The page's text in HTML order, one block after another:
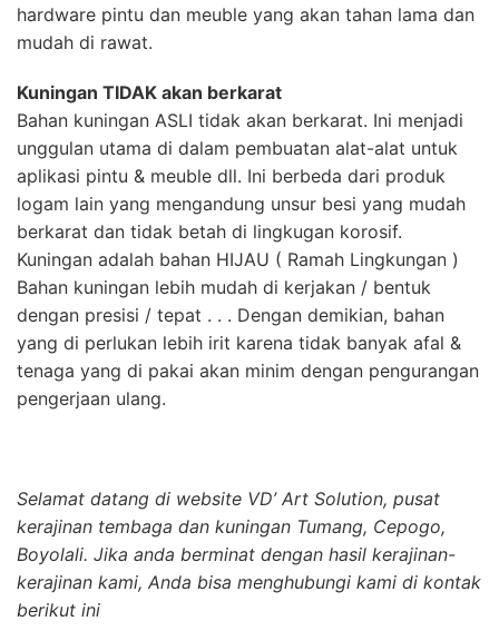
hardware pintu dan meuble yang akan tahan lama dan
mudah di rawat.
Kuningan TIDAK akan berkarat
Bahan kuningan ASLI tidak akan berkarat. Ini menjadi
unggulan utama di dalam pembuatan alat-alat untuk
aplikasi pintu & meuble dll. Ini berbeda dari produk
logam lain yang mengandung unsur besi yang mudah
berkarat dan tidak betah di lingkugan korosif.
Kuningan adalah bahan HIJAU ( Ramah Lingkungan )
Bahan kuningan lebih mudah di kerjakan / bentuk
dengan presisi / tepat . . . Dengan demikian, bahan
yang di perlukan lebih irit karena tidak banyak afal &
tenaga yang di pakai akan minim dengan pengurangan
pengerjaan ulang.
Selamat datang di website VD’ Art Solution, pusat
kerajinan tembaga dan kuningan Tumang, Cepogo,
Boyolali. Jika anda berminat dengan hasil kerajinan-
kerajinan kami, Anda bisa menghubungi kami di kontak
berikut ini